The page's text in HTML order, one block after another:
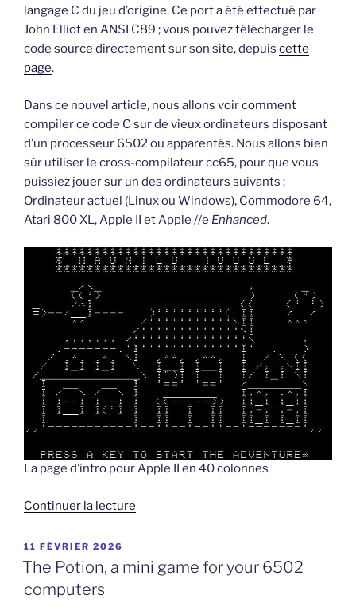
langage C du jeu d’origine. Ce port a été effectué par
John Elliot en ANSI C89 ; vous pouvez télécharger le
code source directement sur son site, depuis cette
page.
Dans ce nouvel article, nous allons voir comment
compiler ce code C sur de vieux ordinateurs disposant
d’un processeur 6502 ou apparentés. Nous allons bien
sûr utiliser le cross-compilateur cc65, pour que vous
puissiez jouer sur un des ordinateurs suivants :
Ordinateur actuel (Linux ou Windows), Commodore 64,
Atari 800 XL, Apple II et Apple //e Enhanced.
La page d’intro pour Apple II en 40 colonnes
Continuer la lecture
in
PUBLIÉ
LE
11 FÉVRIER 2026
The Potion, a mini game for your 6502
computers